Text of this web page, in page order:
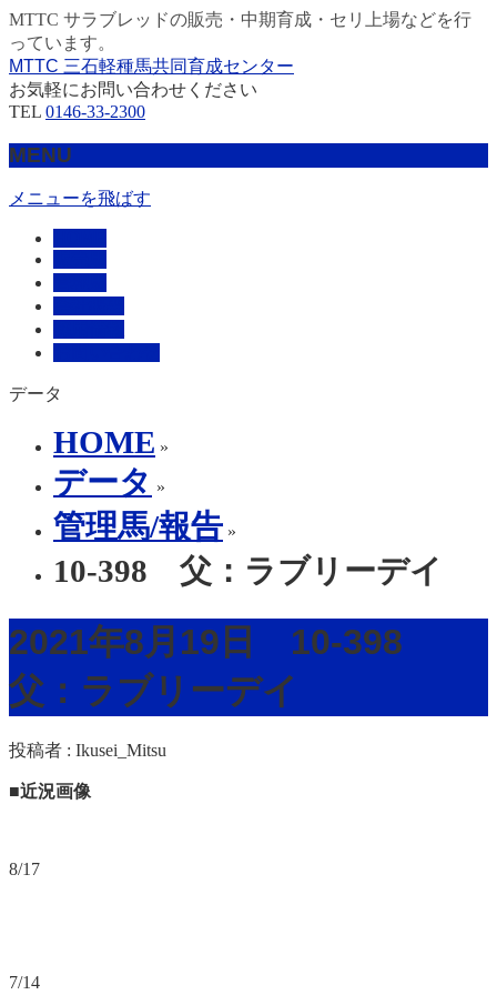
MTTC サラブレッドの販売・中期育成・セリ上場などを行
っています。
MTTC 三石軽種馬共同育成センター
お気軽にお問い合わせください
TEL 0146-33-2300
MENU
メニューを飛ばす
データ
HOME »
データ »
管理馬/報告 »
10-398 父：ラブリーデイ
2021年8月19日 10-398
父：ラブリーデイ
投稿者 : Ikusei_Mitsu
■近況画像
8/17
7/14